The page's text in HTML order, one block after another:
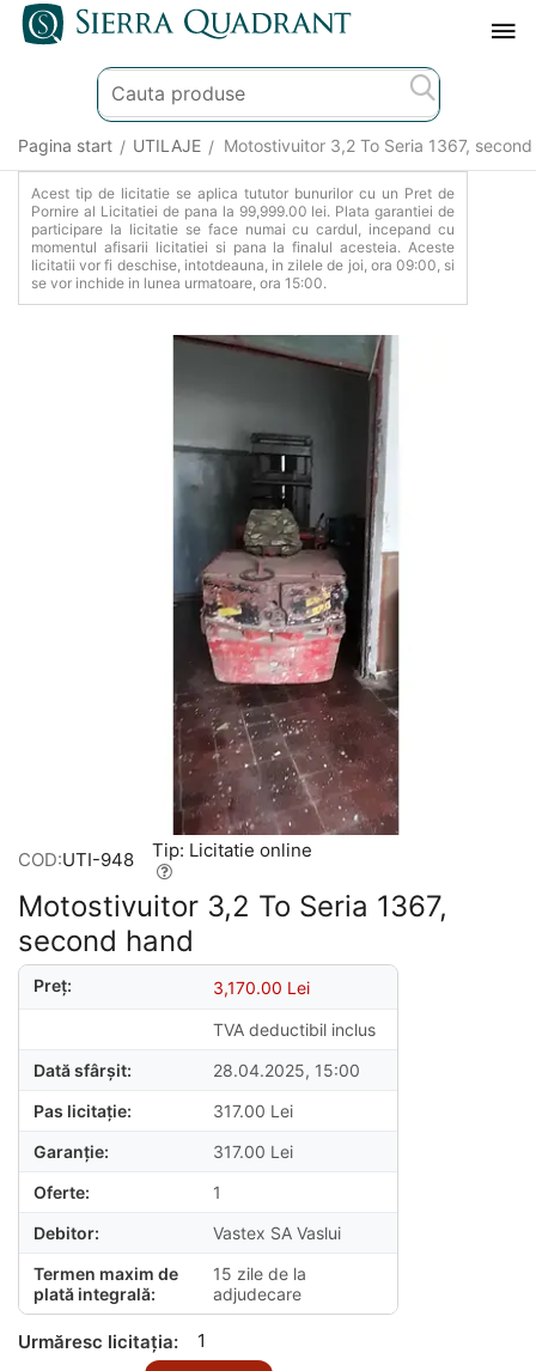
Pagina start / UTILAJE / Motostivuitor 3,2 To Seria 1367,
Acest tip de licitatie se aplica tututor bunurilor cu un Pret de
Pornire al Licitatiei de pana la 99,999.00 lei. Plata garantiei de
participare la licitatie se face numai cu cardul, incepand cu
momentul afisarii licitatiei si pana la finalul acesteia. Aceste
licitatii vor fi deschise, intotdeauna, in zilele de joi, ora 09:00, si
se vor inchide in lunea urmatoare, ora 15:00.
COD:UTI-948 Tip: Licitatie online
Motostivuitor 3,2 To Seria 1367,
second hand
Preț: 3,170.00 Lei
TVA deductibil inclus
Dată sfârșit:
28.04.2025, 15:00
Pas licitație:
317.00 Lei
Garanție:
317.00 Lei
Oferte:
1
Debitor:
Vastex SA Vaslui
Termen maxim de
plată integrală:
15 zile de la
adjudecare
Urmăresc licitația: 1